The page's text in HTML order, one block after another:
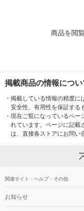
商品を閲
掲載商品の情報につい
・ 掲載している情報の精度に
安全性、有用性を保証する
・ 現在ご覧になっているペー
れています。ページに記載
は、直接各ストアにお問い
関連サイト・ヘルプ・その他
お知らせ